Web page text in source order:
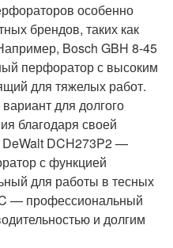
особенно
брендов, таких как
Bosch GBH 8-45
перфоратор с высоким
для тяжелых работ.
для долгого
благодаря своей
DeWalt DCH273P2 —
с функцией
для работы в тесных
— профессиональный
и долгим